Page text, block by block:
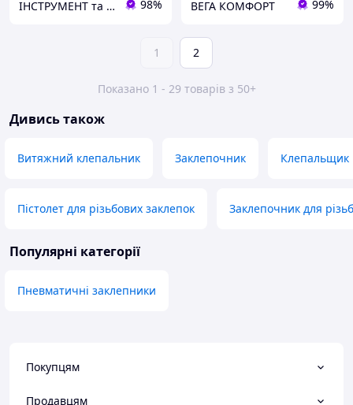
ІНСТРУМЕНТ та МЕТИЗИ 98% ВЕГА КОМФОРТ 99%
1 2
Показано 1 - 29 товарів з 50+
Дивись також
Витяжний клепальник Заклепочник Клепальщик
Пістолет для різьбових заклепок Заклепочник для
Популярні категорії
Пневматичні заклепники
Покупцям
Продавцям